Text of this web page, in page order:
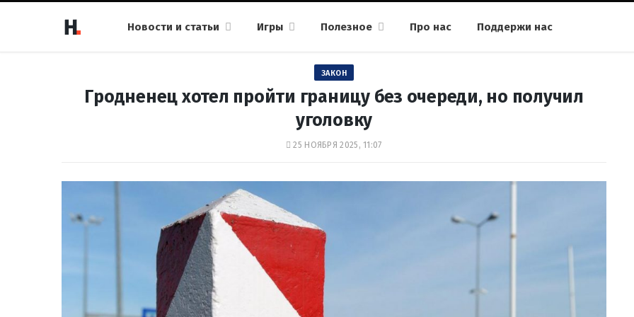
Новости и статьи Игры Полезное Про нас Поддержи нас
ЗАКОН
Гродненец хотел пройти границу без очереди, но получил
уголовку
25 НОЯБРЯ 2025, 11:07